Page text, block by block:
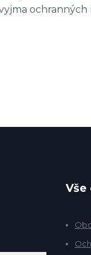
ochranných
Vše